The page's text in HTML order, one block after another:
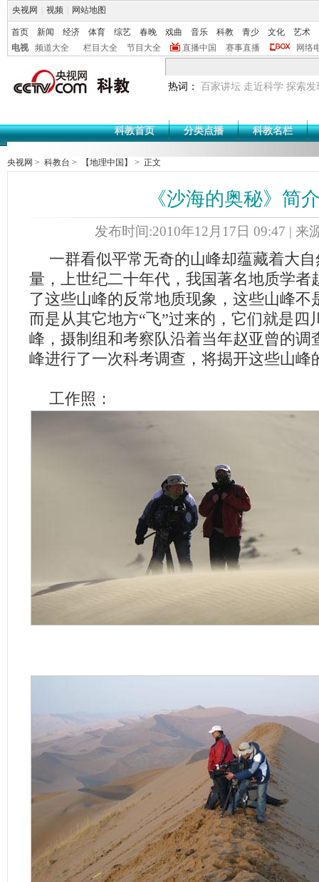
央视网 视频 网站地图
首页 新闻 经济 体育 综艺 春晚 戏曲 音乐 科教 青少 文化
艺术
电视
频道大全 栏目大全 节目大全 直播中国 赛事直播 网络
热词： 百家讲坛 走近科学 探索发
科教首页 分类点播 科教名栏
央视网 > 科教台 > 【地理中国】 > 正文
《沙海的奥秘》简
发布时间:2010年12月17日 09:47 | 来
一群看似平常无奇的山峰却蕴藏着大
量，上世纪二十年代，我国著名地质学者
了这些山峰的反常地质现象，这些山峰不
而是从其它地方“飞”过来的，它们就是四
峰，摄制组和考察队沿着当年赵亚曾的调
峰进行了一次科考调查，将揭开这些山峰
工作照：